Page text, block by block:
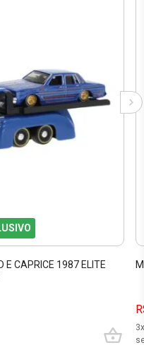
E CAPRICE 1987 ELITE
3